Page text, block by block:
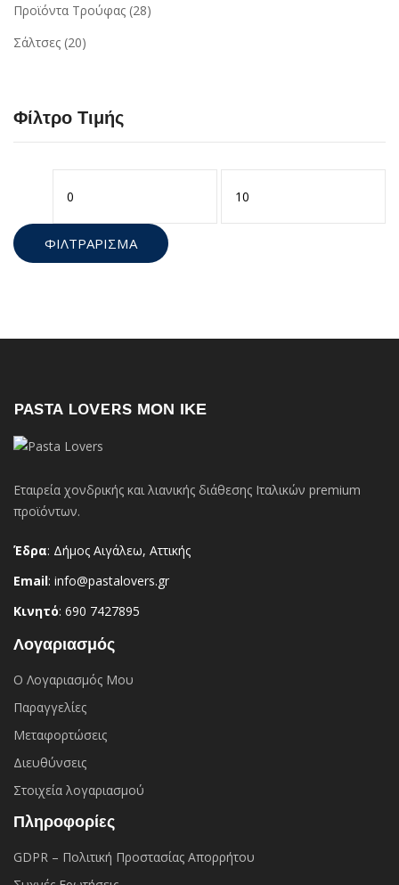
Προϊόντα Τρούφας (28)
Σάλτσες (20)
Φίλτρο Τιμής
ΦΙΛΤΡΆΡΙΣΜΑ
PASTA LOVERS ΜΟΝ ΙΚΕ
Εταιρεία χονδρικής και λιανικής διάθεσης Ιταλικών premium
προϊόντων.
Έδρα: Δήμος Αιγάλεω, Αττικής
Email: info@pastalovers.gr
Κινητό: 690 7427895
Λογαριασμός
Ο Λογαριασμός Μου
Παραγγελίες
Μεταφορτώσεις
Διευθύνσεις
Στοιχεία λογαριασμού
Πληροφορίες
GDPR – Πολιτική Προστασίας Απορρήτου